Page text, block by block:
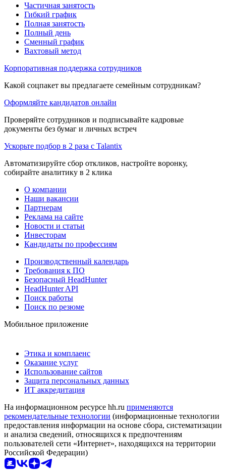
Частичная занятость
Гибкий график
Полная занятость
Полный день
Сменный график
Вахтовый метод
Корпоративная поддержка сотрудников
Какой соцпакет вы предлагаете семейным сотрудникам?
Оформляйте кандидатов онлайн
Проверяйте сотрудников и подписывайте кадровые
документы без бумаг и личных встреч
Ускорьте подбор в 2 раза с Talantix
Автоматизируйте сбор откликов, настройте воронку,
собирайте аналитику в 2 клика
О компании
Наши вакансии
Партнерам
Реклама на сайте
Новости и статьи
Инвесторам
Кандидаты по профессиям
Производственный календарь
Требования к ПО
Безопасный HeadHunter
HeadHunter API
Поиск работы
Поиск по резюме
Мобильное приложение
Этика и комплаенс
Оказание услуг
Использование сайтов
Защита персональных данных
ИТ аккредитация
На информационном ресурсе hh.ru применяются
рекомендательные технологии (информационные технологии
предоставления информации на основе сбора, систематизации
и анализа сведений, относящихся к предпочтениям
пользователей сети «Интернет», находящихся на территории
Российской Федерации)